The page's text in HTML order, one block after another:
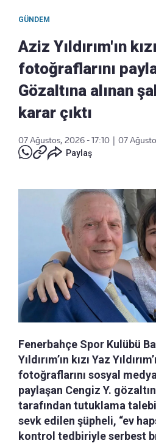
GÜNDEM
Aziz Yıldırım'ın
fotoğraflarını
Gözaltına alınan
karar çıktı
07 Ağustos, 2026 - 17:10 | 07
Paylaş
Fenerbahçe Spor Kulübü
Yıldırım’ın kızı Yaz
fotoğraflarını sosyal
paylaşan Cengiz Y.
tarafından tutuklama
sevk edilen şüpheli, “ev
kontrol tedbiriyle serbest